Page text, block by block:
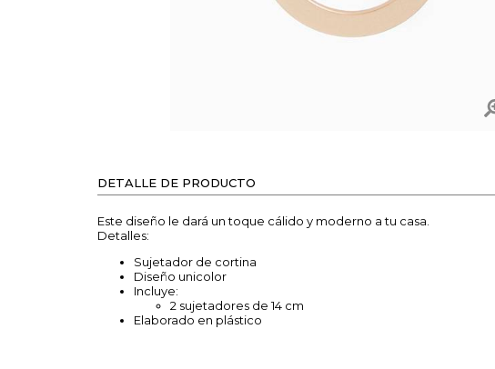
DETALLE DE PRODUCTO
Este diseño le dará un toque cálido y moderno a tu casa.
Detalles:
Sujetador de cortina
Diseño unicolor
Incluye:
2 sujetadores de 14 cm
Elaborado en plástico